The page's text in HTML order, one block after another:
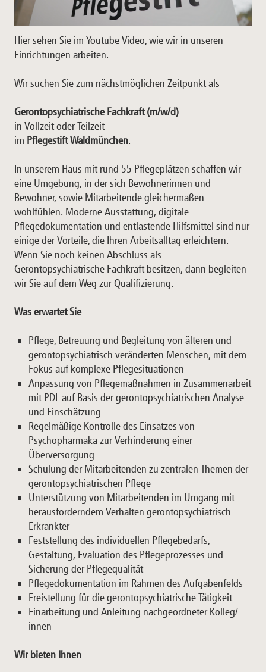
Hier sehen Sie im Youtube Video, wie wir in unseren
Einrichtungen arbeiten.
Wir suchen Sie zum nächstmöglichen Zeitpunkt als
Gerontopsychiatrische Fachkraft (m/w/d)
in Vollzeit oder Teilzeit
im Pflegestift Waldmünchen.
In unserem Haus mit rund 55 Pflegeplätzen schaffen wir
eine Umgebung, in der sich Bewohnerinnen und
Bewohner, sowie Mitarbeitende gleichermaßen
wohlfühlen. Moderne Ausstattung, digitale
Pflegedokumentation und entlastende Hilfsmittel sind nur
einige der Vorteile, die Ihren Arbeitsalltag erleichtern.
Wenn Sie noch keinen Abschluss als
Gerontopsychiatrische Fachkraft besitzen, dann begleiten
wir Sie auf dem Weg zur Qualifizierung.
Was erwartet Sie
Pflege, Betreuung und Begleitung von älteren und
gerontopsychiatrisch veränderten Menschen, mit dem
Fokus auf komplexe Pflegesituationen
Anpassung von Pflegemaßnahmen in Zusammenarbeit
mit PDL auf Basis der gerontopsychiatrischen Analyse
und Einschätzung
Regelmäßige Kontrolle des Einsatzes von
Psychopharmaka zur Verhinderung einer
Überversorgung
Schulung der Mitarbeitenden zu zentralen Themen der
gerontopsychiatrischen Pflege
Unterstützung von Mitarbeitenden im Umgang mit
herausforderndem Verhalten gerontopsychiatrisch
Erkrankter
Feststellung des individuellen Pflegebedarfs,
Gestaltung, Evaluation des Pflegeprozesses und
Sicherung der Pflegequalität
Pflegedokumentation im Rahmen des Aufgabenfelds
Freistellung für die gerontopsychiatrische Tätigkeit
Einarbeitung und Anleitung nachgeordneter Kolleg/-
innen
Wir bieten Ihnen